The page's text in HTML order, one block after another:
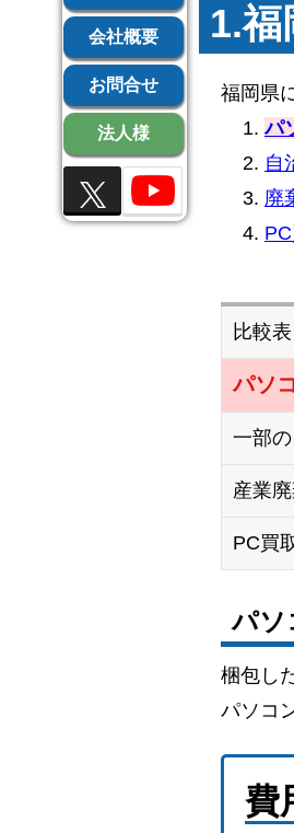
1.
福岡県
パ
自
廃
比較表
パソ
一部
産業
PC買
パソ
梱包し
パソコ
費
会社概要
お問合せ
法人様